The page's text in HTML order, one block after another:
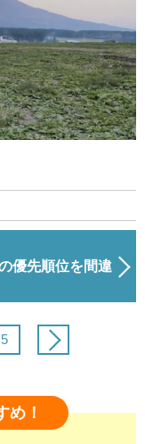
優先順位を間違
5
め！